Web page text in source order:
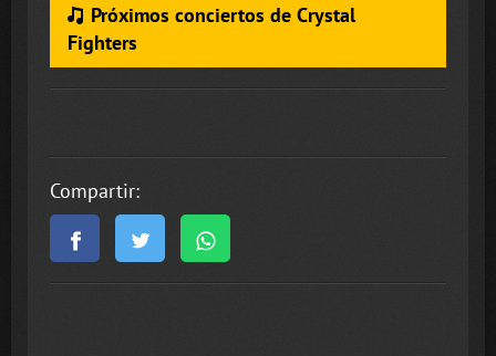
Próximos conciertos de Crystal
Fighters
Compartir: